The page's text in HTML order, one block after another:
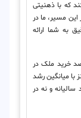
که با ذهنیتی
مسیر، ما در
به شما ارائه
خرید ملک در
با میانگین رشد
حداقل در جزیره کرت با 8% رشد سالیانه و نه در